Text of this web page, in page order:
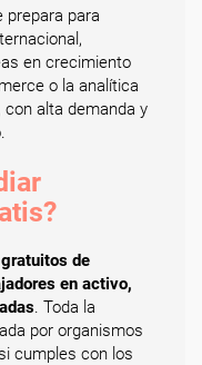
prepara para
en crecimiento
o la analítica
con alta demanda y
de
en activo,
. Toda la
por organismos
cumples con los